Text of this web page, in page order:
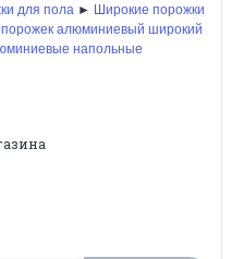
для пола ► Широкие порожки
алюминиевый широкий
напольные